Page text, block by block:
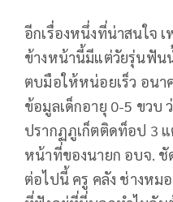
อีกเรื่องหนึ่งที่น่าสนใจ เ
ข้างหน้านี้มีแต่วัยรุ่นฟัน
ตบมือให้หน่อยเร็ว อนา
ข้อมูลเด็กอายุ 0-5 ขวบ
ปรากฏภูเก็ตติดท็อป 3
หน้าที่ของนายก อบจ. ชั
ต่อไปนี้ ครู คลัง ช่างห